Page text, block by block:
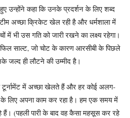
उन्होंने कहा कि उनके प्रदर्शन के लिए शब्द
अच्छा क्रिकेट खेल रही है और धर्मशाला में
में भी उस गति को जारी रखने का लक्ष्य रहेगा।
साल्ट, जो चोट के कारण आरसीबी के पिछले
जल्द ही लौटने की उम्मीद है।
में अच्छा खेलते हैं और हर कोई अलग-
लिए अपना काम कर रहा है। हम एक समय में
(पहली पारी के बाद वह कैसा महसूस कर रहे